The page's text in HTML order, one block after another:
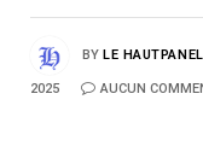
BY LE HAUTPANEL
2025 AUCUN